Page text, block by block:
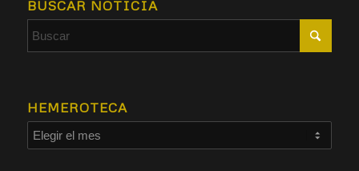
BUSCAR NOTICIA
HEMEROTECA